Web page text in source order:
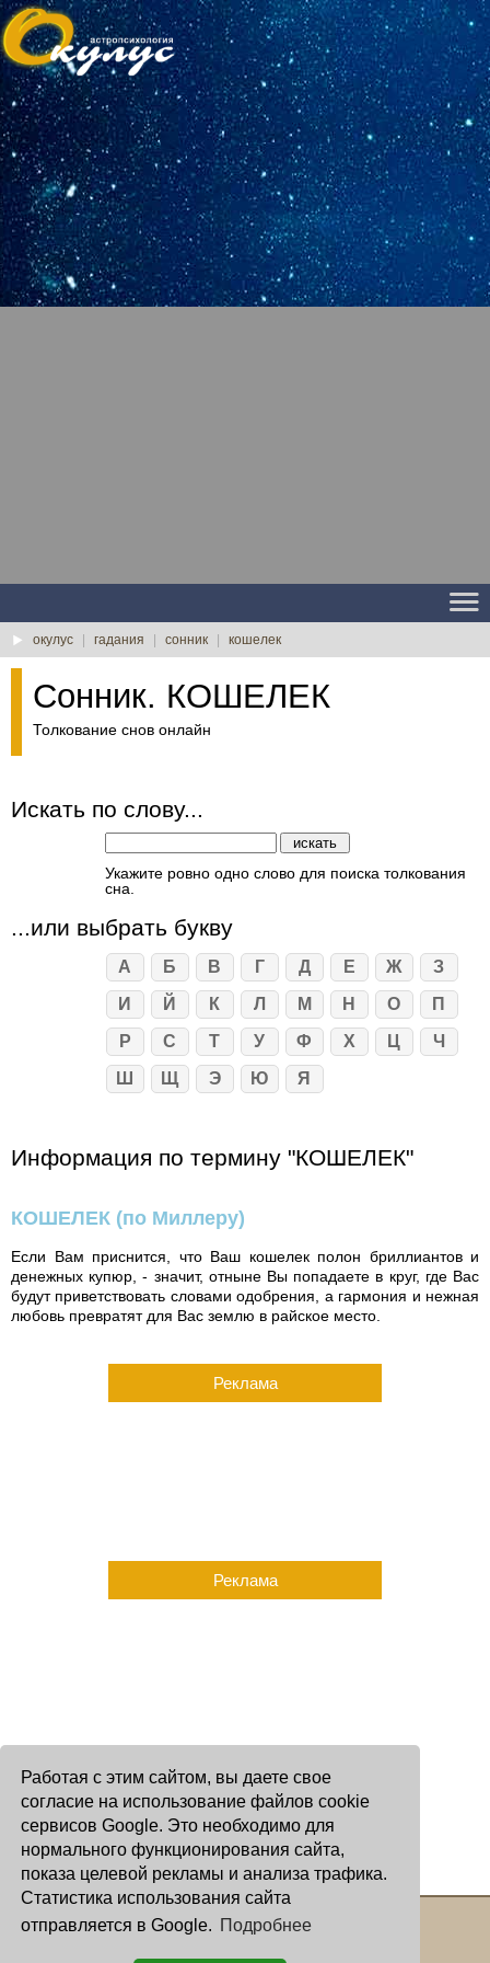
Работая с этим сайтом, вы даете свое
согласие на использование файлов cookie
сервисов Google. Это необходимо для
нормального функционирования сайта,
показа целевой рекламы и анализа трафика.
Статистика использования сайта
отправляется в Google. Подробнее
окулус гадания сонник кошелек
Сонник. КОШЕЛЕК
Толкование снов онлайн
Искать по слову...
Укажите ровно одно слово для поиска толкования
сна.
...или выбрать букву
А Б В Г Д Е Ж
З
И
Й К Л М Н О
П
Р
С Т У Ф Х Ц
Ч
Ш
Щ Э Ю Я
Информация по термину "КОШЕЛЕК"
КОШЕЛЕК (по Миллеру)
Если Вам приснится, что Ваш кошелек полон бриллиантов и
денежных купюр, - значит, отныне Вы попадаете в круг, где Вас
будут приветствовать словами одобрения, а гармония и нежная
любовь превратят для Вас землю в райское место.
Реклама
Реклама
Copyright © 2000 - 2026 Oculus